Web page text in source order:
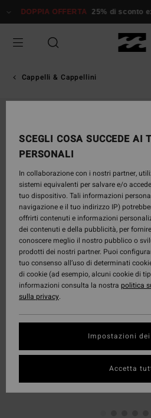
alle
prodotto
DOPPIA OFFERTA 25% di sconto
Cappelli & Cappellini
SCEGLI COSA SUCCEDE AI
PERSONALI
In collaborazione con i nostri partner,
sistemi equivalenti per salvare e/o
tuo dispositivo. Tali informazioni
navigazione e il tuo indirizzo IP)
offrirti contenuti e informazioni
dei contenuti e della pubblicità, per
conoscere meglio il nostro pubblico o
prodotti dei nostri partner. Puoi
tuo consenso all’uso di determinati
di cookie (ad esempio, alcuni cookie di
informazioni consulta la nostra politica
sulla privacy.
Impostazioni
Accetta